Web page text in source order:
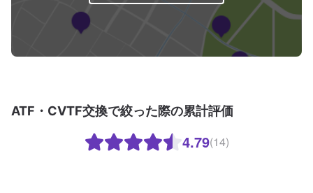
ATF・CVTF交換で絞った際の累計評価
4.79(14)